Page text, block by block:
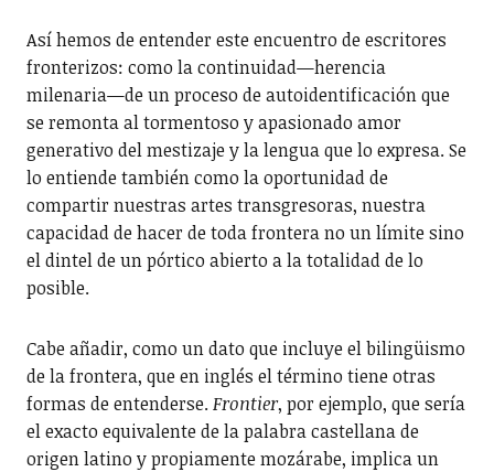
Así hemos de entender este encuentro de escritores
fronterizos: como la continuidad—herencia
milenaria—de un proceso de autoidentificación que
se remonta al tormentoso y apasionado amor
generativo del mestizaje y la lengua que lo expresa. Se
lo entiende también como la oportunidad de
compartir nuestras artes transgresoras, nuestra
capacidad de hacer de toda frontera no un límite sino
el dintel de un pórtico abierto a la totalidad de lo
posible.
Cabe añadir, como un dato que incluye el bilingüismo
de la frontera, que en inglés el término tiene otras
formas de entenderse.Frontier, por ejemplo, que sería
el exacto equivalente de la palabra castellana de
origen latino y propiamente mozárabe, implica un